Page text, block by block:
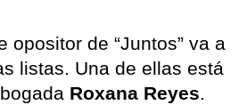
opositor de “Juntos” va a
listas. Una de ellas está
Roxana Reyes.